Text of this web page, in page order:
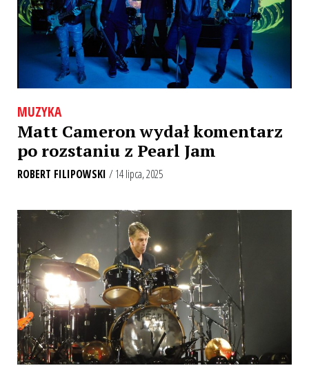
MUZYKA
Matt Cameron wydał komentarz
po rozstaniu z Pearl Jam
ROBERT FILIPOWSKI / 14 lipca, 2025